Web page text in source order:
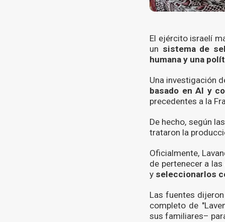
El ejército israelí
un sistema de
humana y una
Una investigación
basado en AI y
precedentes a la
De hecho, según
trataron la
Oficialmente,
de pertenecer a
y seleccionarlos
Las fuentes
completo de
sus familiares–